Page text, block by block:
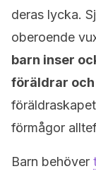
deras lycka.
oberoende
barn inser
föräldrar och
förmågor
Barn behöver